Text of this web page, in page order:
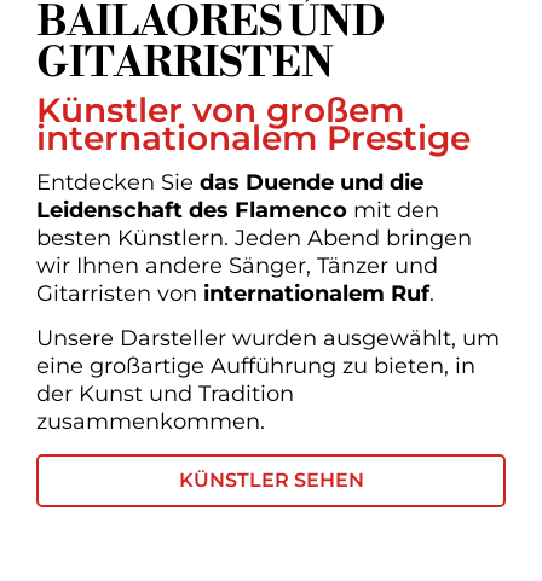
BAILAORES UND
GITARRISTEN
Künstler von großem
internationalem Prestige
Entdecken Sie das Duende und die
Leidenschaft des Flamenco mit den
besten Künstlern. Jeden Abend bringen
wir Ihnen andere Sänger, Tänzer und
Gitarristen von internationalem Ruf.
Unsere Darsteller wurden ausgewählt, um
eine großartige Aufführung zu bieten, in
der Kunst und Tradition
zusammenkommen.
KÜNSTLER SEHEN